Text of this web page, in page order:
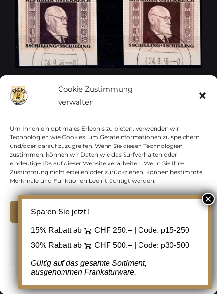
Cookie Zustimmung
verwalten
Um Ihnen ein optimales Erlebnis zu bieten, verwenden wir
Technologien wie Cookies, um Geräteinformationen zu speichern
und/oder darauf zuzugreifen. Wenn Sie diesen Technologien
zustimmen, können wir Daten wie das Surfverhalten oder
eindeutige IDs auf dieser Website verarbeiten. Wenn Sie Ihre
Zustimmung nicht erteilen oder zurückziehen, können bestimmte
Merkmale und Funktionen beeinträchtigt werden.
Ablehnen
Österreich 1946 Serie ANK Nr. 776
bis 779 „Dr. Karl Renner“
CHF20.00
In den Warenkorb
Details
Zur Wunschliste
hinzufügen
Sparen Sie jetzt !
15% Rabatt ab CHF 250.– | Code: p15-250
30% Rabatt ab
CHF 500.– | Code: p30-500
Gültig auf das gesamte Sortiment,
ausgenommen Frankaturware.